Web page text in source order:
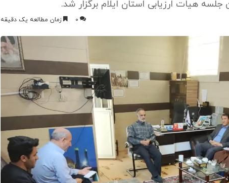
0 زمان مطالعه یک دقیقه